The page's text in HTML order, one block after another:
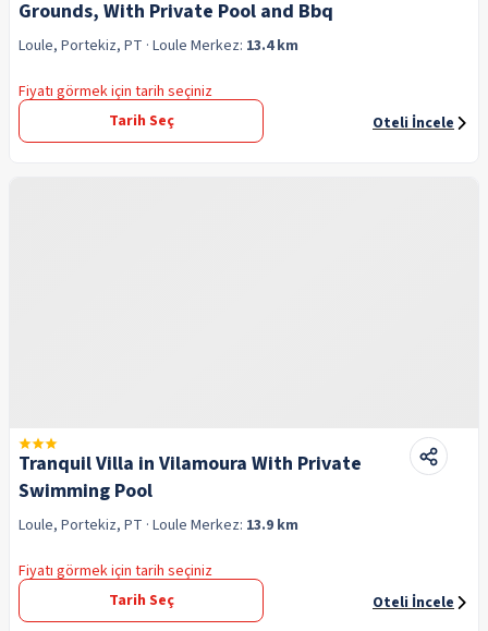
Grounds, With Private Pool and Bbq
Loule, Portekiz, PT · Loule Merkez: 13.4 km
Fiyatı görmek için tarih seçiniz
Tarih Seç
Oteli İncele
Tranquil Villa in Vilamoura With Private
Swimming Pool
Loule, Portekiz, PT · Loule Merkez: 13.9 km
Fiyatı görmek için tarih seçiniz
Tarih Seç
Oteli İncele